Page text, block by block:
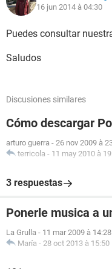
16 jun 2014 à 04:30
Puedes consultar
Saludos
Discusiones similares
Cómo descargar
arturo guerra - 26 nov 2009 à
terricola - 11 may 2010 à
3 respuestas
Ponerle musica a
La Grulla - 11 mar 2009 à 14:28
María - 28 oct 2013 à 15:50